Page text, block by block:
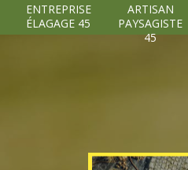
ENTREPRISE
ÉLAGAGE 45
ARTISAN
PAYSAGISTE
45